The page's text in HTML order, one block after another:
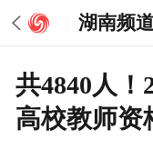
湖南频
共4840人！
高校教师资